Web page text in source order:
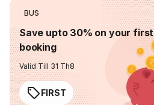
BUS
Save upto 30% on your first
booking
Valid Till 31 Th8
FIRST